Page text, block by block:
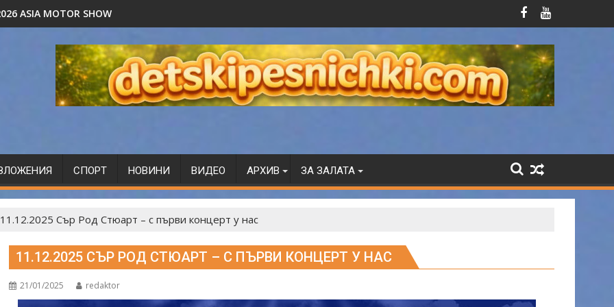
ASIA MOTOR SHOW
СПОРТ НОВИНИ ВИДЕО АРХИВ ЗА ЗАЛАТА
11.12.2025 Сър Род Стюарт – с първи концерт у нас
11.12.2025 СЪР РОД СТЮАРТ – С ПЪРВИ КОНЦЕРТ У НАС
21/01/2025 redaktor